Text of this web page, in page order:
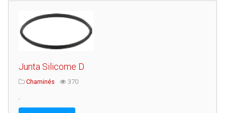
Junta Silicome D
Chaminés 370